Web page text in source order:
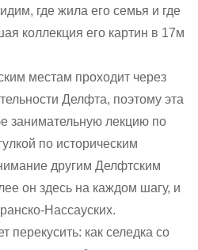
где жила его семья и где
коллекция его картин в 17м
местам проходит через
Делфта, поэтому эта
занимательную лекцию по
по историческим
другим Делфтским
он здесь на каждом шагу, и
Нассауских.
перекусить: как селедка со